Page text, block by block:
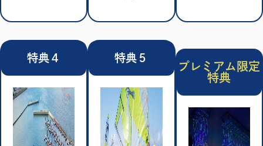
特典４ 特典５
プレミアム限定
特典